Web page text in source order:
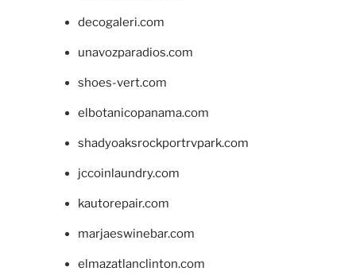
decogaleri.com
unavozparadios.com
shoes-vert.com
elbotanicopanama.com
shadyoaksrockportrvpark.com
jccoinlaundry.com
kautorepair.com
marjaeswinebar.com
elmazatlanclinton.com